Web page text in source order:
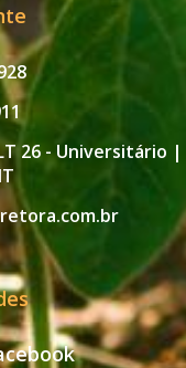
26 - Universitário |